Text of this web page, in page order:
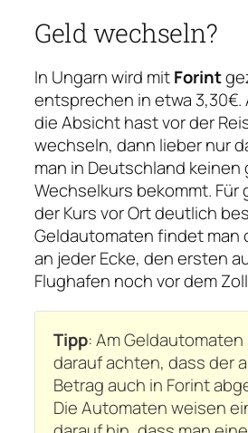
Geld wechseln?
In Ungarn wird mitForint
entsprechen in etwa 3,30€.
die Absicht hast vor der
wechseln, dann lieber nur
man in Deutschland keinen
Wechselkurs bekommt.
der Kurs vor Ort deutlich
Geldautomaten findet man
an jeder Ecke, den ersten
Flughafen noch vor dem
Tipp: Am
darauf achten, dass der
Betrag auch in Forint
Die Automaten weisen